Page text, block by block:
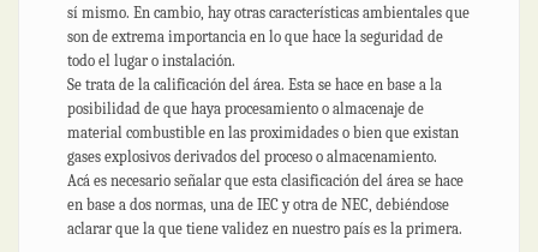
sí mismo. En cambio, hay otras características ambientales que
son de extrema importancia en lo que hace la seguridad de
todo el lugar o instalación.
Se trata de la calificación del área. Esta se hace en base a la
posibilidad de que haya procesamiento o almacenaje de
material combustible en las proximidades o bien que existan
gases explosivos derivados del proceso o almacenamiento.
Acá es necesario señalar que esta clasificación del área se hace
en base a dos normas, una de IEC y otra de NEC, debiéndose
aclarar que la que tiene validez en nuestro país es la primera.